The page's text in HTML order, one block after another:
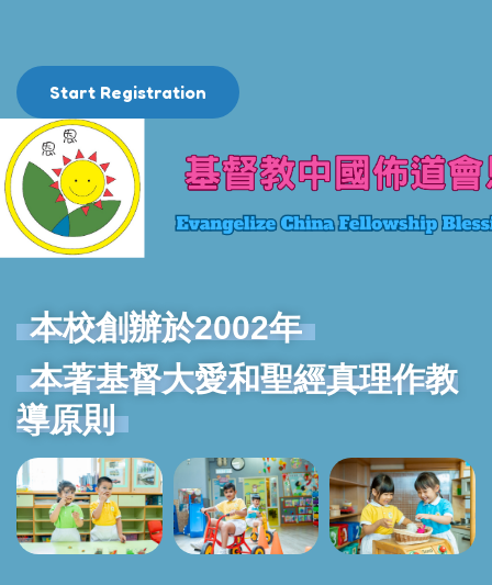
Start Registration
本校創辦於2002年
本著基督大愛和聖經真理作教
導原則